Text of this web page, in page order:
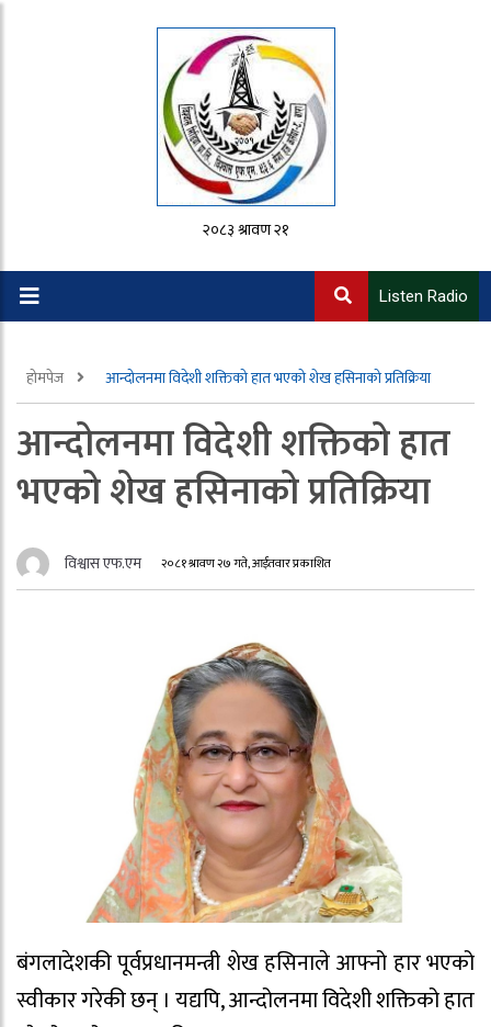
२०८३ श्रावण २१
Listen Radio
होमपेज आन्दोलनमा विदेशी शक्तिको हात भएको शेख हसिनाको प्रतिक्रिया
आन्दोलनमा विदेशी शक्तिको हात
भएको शेख हसिनाको प्रतिक्रिया
विश्वास एफ.एम २०८१ श्रावण २७ गते, आईतवार प्रकाशित
बंगलादेशकी पूर्वप्रधानमन्त्री शेख हसिनाले आफ्नो हार भएको
स्वीकार गरेकी छन् । यद्यपि, आन्दोलनमा विदेशी शक्तिको हात